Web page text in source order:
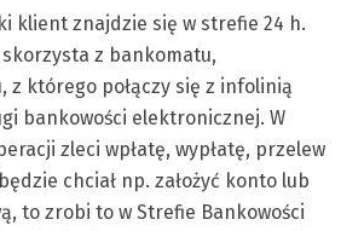
klient znajdzie się w strefie 24 h.
skorzysta z bankomatu,
z którego połączy się z infolinią
bankowości elektronicznej. W
zleci wpłatę, wypłatę, przelew
chciał np. założyć konto lub
to zrobi to w Strefie Bankowości